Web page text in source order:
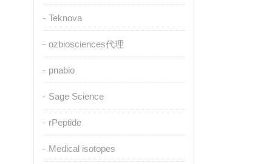
Teknova
ozbiosciences代理
pnabio
Sage Science
rPeptide
Medical isotopes